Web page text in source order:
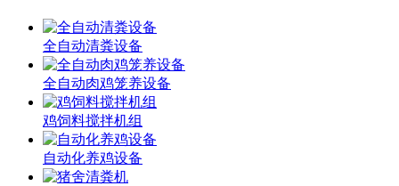
全自动清粪设备
全自动肉鸡笼养设备
鸡饲料搅拌机组
自动化养鸡设备